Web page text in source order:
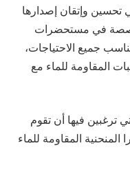
وإتقان إصدارها
في مستحضرات
جميع الاحتياجات،
المقاومة للماء مع
ترغبين فيها أن تقوم
المنحنية المقاومة للماء